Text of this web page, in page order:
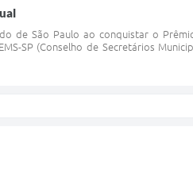
de São Paulo ao conquistar o
SP (Conselho de Secretários